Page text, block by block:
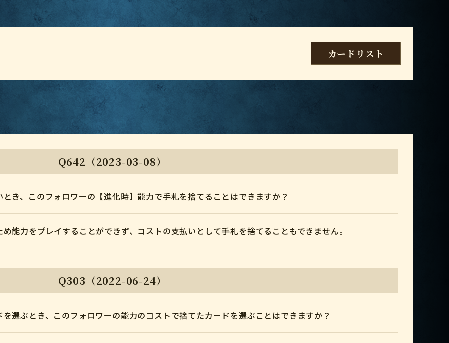
カードリスト
Q642（2023-03-08）
き、このフォロワーの【進化時】能力で手札を捨てることはできますか？
能力をプレイすることができず、コストの支払いとして手札を捨てることもできません。
Q303（2022-06-24）
選ぶとき、このフォロワーの能力のコストで捨てたカードを選ぶことはできますか？